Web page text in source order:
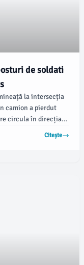
de soldati
la intersecția
camion a pierdut
circula în direcția
Citește